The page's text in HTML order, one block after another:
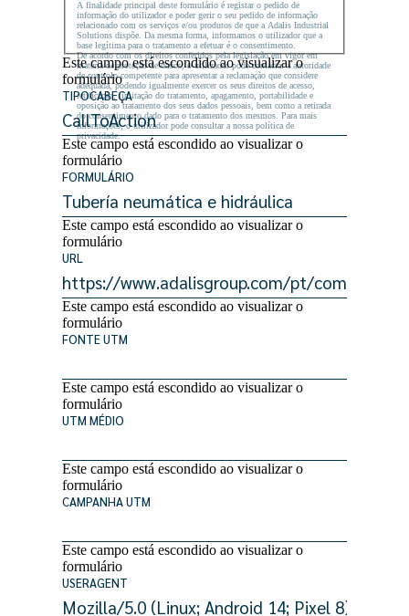
A finalidade principal deste formulário é registar o pedido de
informação do utilizador e poder gerir o seu pedido de informação
relacionado com os serviços e/ou produtos de que a Adalis Industrial
Solutions dispõe. Da mesma forma, informamos o utilizador que a
base legítima para o tratamento a efetuar é o consentimento.
De acordo com os direitos conferidos pela legislação em vigor em
matéria de proteção de dados, o utilizador pode contactar a autoridade
de controlo competente para apresentar a reclamação que considere
adequada, podendo igualmente exercer os seus direitos de acesso,
retificação, limitação do tratamento, apagamento, portabilidade e
oposição ao tratamento dos seus dados pessoais, bem como a retirada
do consentimento dado para o tratamento dos mesmos. Para mais
informações, o utilizador pode consultar a nossa política de
privacidade.
Este campo está escondido ao visualizar o
formulário
TIPOCABEÇA
Este campo está escondido ao visualizar o
formulário
FORMULÁRIO
Este campo está escondido ao visualizar o
formulário
URL
Este campo está escondido ao visualizar o
formulário
FONTE UTM
Este campo está escondido ao visualizar o
formulário
UTM MÉDIO
Este campo está escondido ao visualizar o
formulário
CAMPANHA UTM
Este campo está escondido ao visualizar o
formulário
USERAGENT